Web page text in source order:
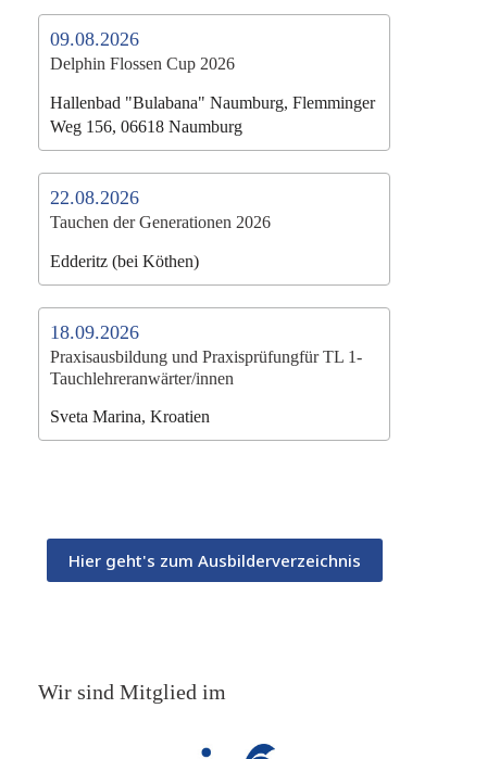
09.08.2026
Delphin Flossen Cup 2026
Hallenbad "Bulabana" Naumburg, Flemminger
Weg 156, 06618 Naumburg
22.08.2026
Tauchen der Generationen 2026
Edderitz (bei Köthen)
18.09.2026
Praxisausbildung und Praxisprüfungfür TL 1-
Tauchlehreranwärter/innen
Sveta Marina, Kroatien
Hier geht's zum Ausbilderverzeichnis
Wir sind Mitglied im